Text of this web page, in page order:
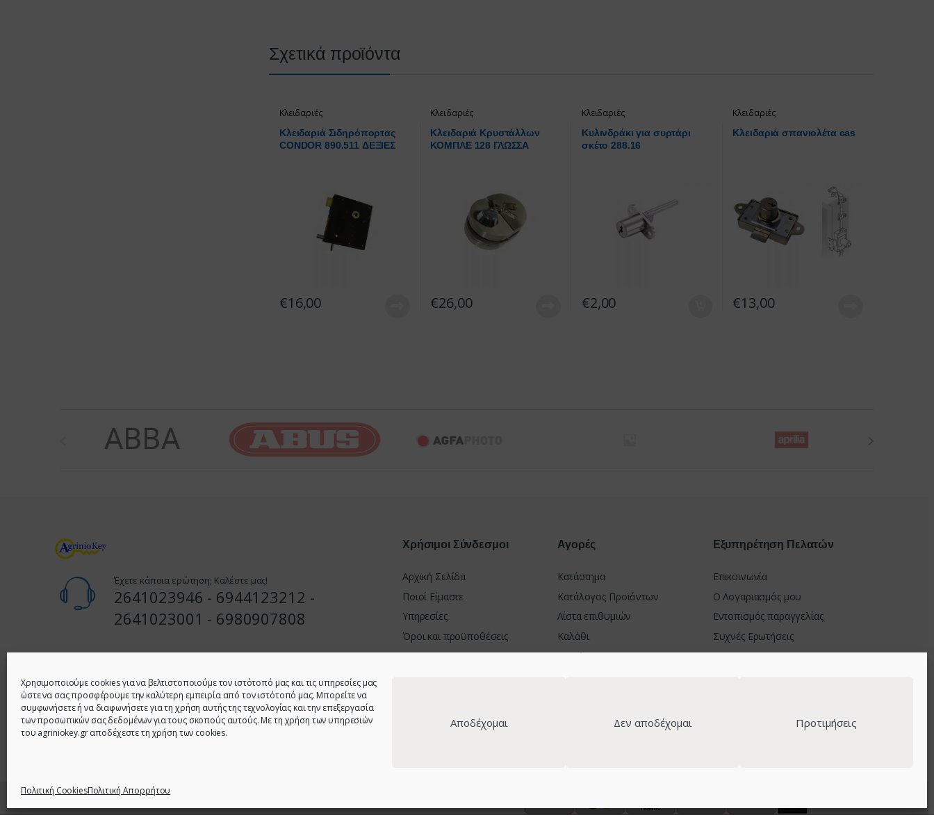
Χρησιμοποιούμε cookies για να βελτιστοποιούμε τον ιστότοπό μας και τις υπηρεσίες μας
ώστε να σας προσφέρουμε την καλύτερη εμπειρία από τον ιστότοπό μας. Μπορείτε να
συμφωνήσετε ή να διαφωνήσετε για τη χρήση αυτής της τεχνολογίας και την επεξεργασία
των προσωπικών σας δεδομένων για τους σκοπούς αυτούς. Με τη χρήση των υπηρεσιών
του agriniokey.gr αποδέχεστε τη χρήση των cookies.
Αποδέχομαι Δεν αποδέχομαι Προτιμήσεις
Πολιτική CookiesΠολιτική Απορρήτου
Σχετικά προϊόντα
Κλειδαριές
Κλειδαριά Σιδηρόπορτας
CONDOR 890.511 ΔΕΞΙΕΣ
€16,00
Κλειδαριές
Κλειδαριά Κρυστάλλων
ΚΟΜΠΛΕ 128 ΓΛΩΣΣΑ
€26,00
Κλειδαριές
Κυλινδράκι για συρτάρι
σκέτο 288.16
€2,00
Κλειδαριές
Κλειδαριά σπανιολέτα cas
€13,00
Έχετε κάποια ερώτηση; Καλέστε μας!
2641023946 - 6944123212 -
2641023001 - 6980907808
1ο Κατάστημα: Ι. ΣΤΑΪΚΟΥ 62 & ΚΑΚΑΒΙΑ (ΓΩΝΙΑ) – ΑΓΡΙΝΙΟ 30100
2ο Κατάστημα: ΠΑΝΟΥ ΣΟΥΛΟΥ 10 ΑΓΡΙΝΙΟ - ΤΗΛ: 2641023001 &
6980907808
Χρήσιμοι Σύνδεσμοι
Αρχική Σελίδα
Ποιοί Είμαστε
Υπηρεσίες
Όροι και προϋποθέσεις
Πολιτική Απορρήτου
Αγορές
Κατάστημα
Κατάλογος Προϊόντων
Λίστα επιθυμιών
Καλάθι
Ταμείο
Εξυπηρέτηση Πελατών
Επικοινωνία
Ο Λογαριασμός μου
Εντοπισμός παραγγελίας
Συχνές Ερωτήσεις
© 2021 - Agrinio Key - All Rights Reserved | Κατασκευή Ιστοσελίδας - Web design: